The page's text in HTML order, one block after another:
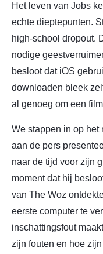
Het leven van Jobs
echte dieptepunten.
high-school dropout.
nodige
besloot dat iOS
downloaden bleek
al genoeg om een
We stappen in op het
aan de pers
naar de tijd voor zijn
moment dat hij
van The Woz
eerste computer te
inschattingsfout
zijn fouten en hoe